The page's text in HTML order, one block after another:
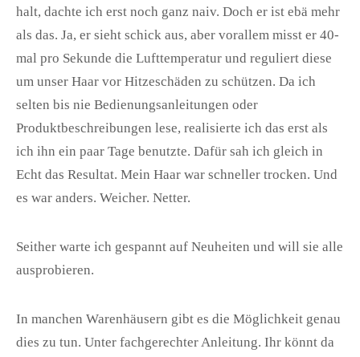
halt, dachte ich erst noch ganz naiv. Doch er ist ebä mehr
als das. Ja, er sieht schick aus, aber vorallem misst er 40-
mal pro Sekunde die Lufttemperatur und reguliert diese
um unser Haar vor Hitzeschäden zu schützen. Da ich
selten bis nie Bedienungsanleitungen oder
Produktbeschreibungen lese, realisierte ich das erst als
ich ihn ein paar Tage benutzte. Dafür sah ich gleich in
Echt das Resultat. Mein Haar war schneller trocken. Und
es war anders. Weicher. Netter.
Seither warte ich gespannt auf Neuheiten und will sie alle
ausprobieren.
In manchen Warenhäusern gibt es die Möglichkeit genau
dies zu tun. Unter fachgerechter Anleitung. Ihr könnt da